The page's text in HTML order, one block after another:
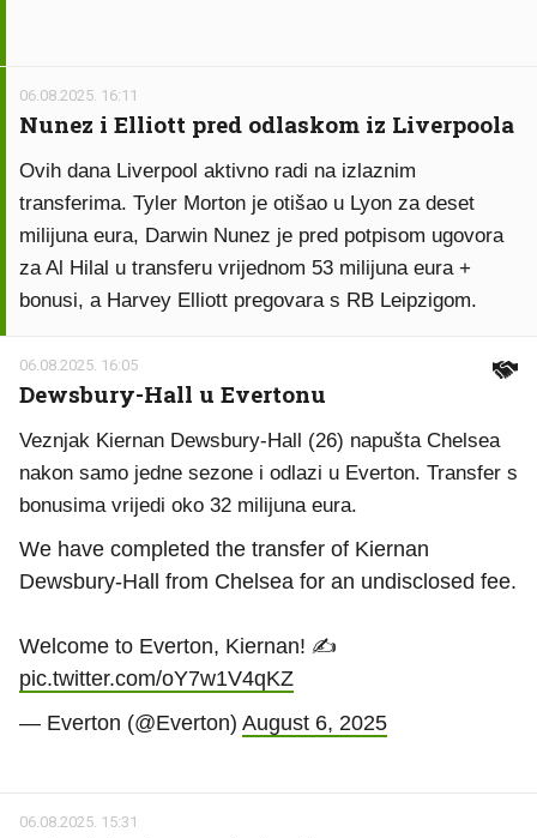
06.08.2025. 16:11
Nunez i Elliott pred odlaskom iz Liverpoola
Ovih dana Liverpool aktivno radi na izlaznim
transferima. Tyler Morton je otišao u Lyon za deset
milijuna eura, Darwin Nunez je pred potpisom ugovora
za Al Hilal u transferu vrijednom 53 milijuna eura +
bonusi, a Harvey Elliott pregovara s RB Leipzigom.
06.08.2025. 16:05
Dewsbury-Hall u Evertonu
Veznjak Kiernan Dewsbury-Hall (26) napušta Chelsea
nakon samo jedne sezone i odlazi u Everton. Transfer s
bonusima vrijedi oko 32 milijuna eura.
We have completed the transfer of Kiernan
Dewsbury-Hall from Chelsea for an undisclosed fee.
Welcome to Everton, Kiernan! ✍️
pic.twitter.com/oY7w1V4qKZ
— Everton (@Everton) August 6, 2025
06.08.2025. 15:31